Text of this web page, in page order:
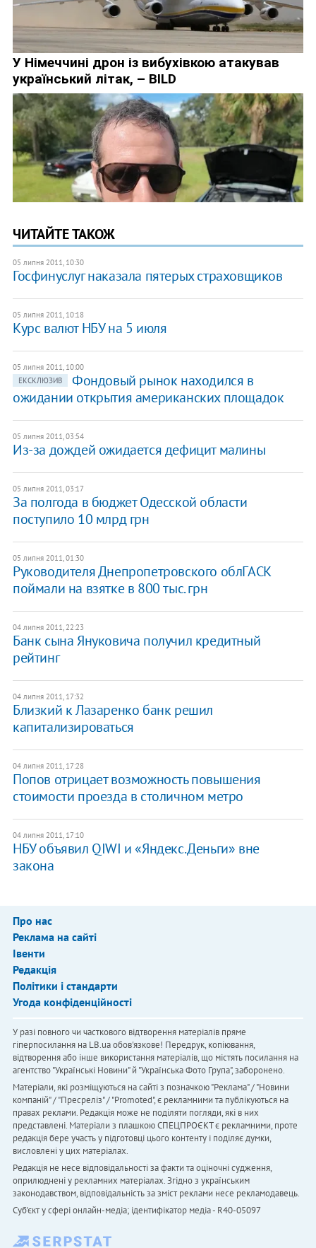
ЧИТАЙТЕ ТАКОЖ
05 липня 2011, 10:30
Госфинуслуг наказала пятерых страховщиков
05 липня 2011, 10:18
Курс валют НБУ на 5 июля
05 липня 2011, 10:00
ЕКСКЛЮЗИВ
Фондовый рынок находился в
ожидании открытия американских площадок
05 липня 2011, 03:54
Из-за дождей ожидается дефицит малины
05 липня 2011, 03:17
За полгода в бюджет Одесской области
поступило 10 млрд грн
05 липня 2011, 01:30
Руководителя Днепропетровского облГАСК
поймали на взятке в 800 тыс. грн
04 липня 2011, 22:23
Банк сына Януковича получил кредитный
рейтинг
04 липня 2011, 17:32
Близкий к Лазаренко банк решил
капитализироваться
04 липня 2011, 17:28
Попов отрицает возможность повышения
стоимости проезда в столичном метро
04 липня 2011, 17:10
НБУ объявил QIWI и «Яндекс.Деньги» вне
закона
Про нас
Реклама на сайті
Івенти
Редакція
Політики і стандарти
Угода конфіденційності
У разі повного чи часткового відтворення матеріалів пряме
гіперпосилання на LB.ua обов'язкове! Передрук, копіювання,
відтворення або інше використання матеріалів, що містять посилання на
агентство "Українськi Новини" й "Українська Фото Група", заборонено.
Матеріали, які розміщуються на сайті з позначкою "Реклама" / "Новини
компаній" / "Пресреліз" / "Promoted", є рекламними та публікуються на
правах реклами. Редакція може не поділяти погляди, які в них
представлені. Матеріали з плашкою СПЕЦПРОЄКТ є рекламними, проте
редакція бере участь у підготовці цього контенту і поділяє думки,
висловлені у цих матеріалах.
Редакція не несе відповідальності за факти та оціночні судження,
оприлюднені у рекламних матеріалах. Згідно з українським
законодавством, відповідальність за зміст реклами несе рекламодавець.
Cуб'єкт у сфері онлайн-медіа; ідентифікатор медіа - R40-05097